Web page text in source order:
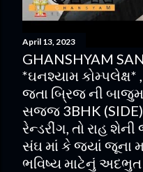
April 13, 2023
GHANSHYAM
*ઘનશ્યામ કોમ્પલેક્ષ* ,
જતા બ્રિજ ની
સજ્જ 3BHK (SIDE)
રેન્ડરીંગ, તો રાહ
સંઘ માં કે જ્યાં જૂના
ભવિષ્ય માટેનું